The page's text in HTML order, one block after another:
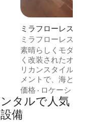
ミラフローレスの
アム
ミラフローレス
ート！
素晴らしくモダン
く改装されたオ
リカンスタイル
メントで、海と街
す。 ミラフロー
ビーチ、高級レス
ーク、映画館などか
るもの：クレート
価格 · ロケーショ
タルで人気
備